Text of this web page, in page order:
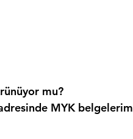
mu?
MYK belgelerim